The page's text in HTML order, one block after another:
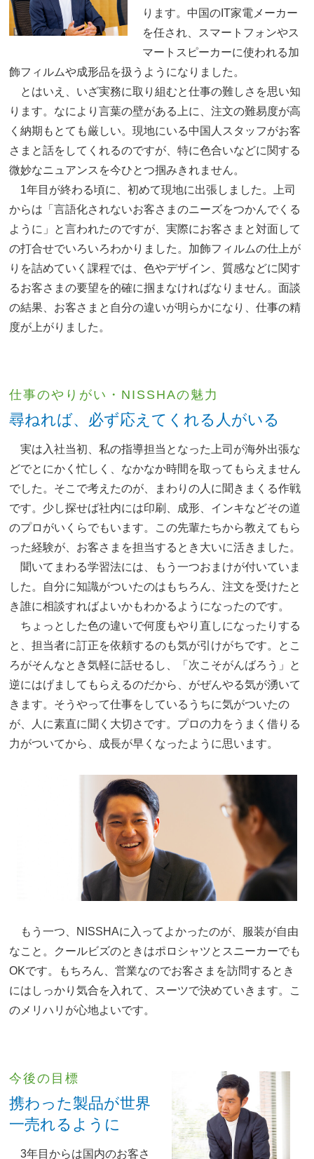
ります。中国のIT家電メーカー
を任され、スマートフォンやス
マートスピーカーに使われる加
飾フィルムや成形品を扱うようになりました。
とはいえ、いざ実務に取り組むと仕事の難しさを思い知
ります。なにより言葉の壁がある上に、注文の難易度が高
く納期もとても厳しい。現地にいる中国人スタッフがお客
さまと話をしてくれるのですが、特に色合いなどに関する
微妙なニュアンスを今ひとつ掴みきれません。
1年目が終わる頃に、初めて現地に出張しました。上司
からは「言語化されないお客さまのニーズをつかんでくる
ように」と言われたのですが、実際にお客さまと対面して
の打合せでいろいろわかりました。加飾フィルムの仕上が
りを詰めていく課程では、色やデザイン、質感などに関す
るお客さまの要望を的確に掴まなければなりません。面談
の結果、お客さまと自分の違いが明らかになり、仕事の精
度が上がりました。
仕事のやりがい・NISSHAの魅力
尋ねれば、必ず応えてくれる人がいる
実は入社当初、私の指導担当となった上司が海外出張な
どでとにかく忙しく、なかなか時間を取ってもらえません
でした。そこで考えたのが、まわりの人に聞きまくる作戦
です。少し探せば社内には印刷、成形、インキなどその道
のプロがいくらでもいます。この先輩たちから教えてもら
った経験が、お客さまを担当するとき大いに活きました。
聞いてまわる学習法には、もう一つおまけが付いていま
した。自分に知識がついたのはもちろん、注文を受けたと
き誰に相談すればよいかもわかるようになったのです。
ちょっとした色の違いで何度もやり直しになったりする
と、担当者に訂正を依頼するのも気が引けがちです。とこ
ろがそんなとき気軽に話せるし、「次こそがんばろう」と
逆にはげましてもらえるのだから、がぜんやる気が湧いて
きます。そうやって仕事をしているうちに気がついたの
が、人に素直に聞く大切さです。プロの力をうまく借りる
力がついてから、成長が早くなったように思います。
もう一つ、NISSHAに入ってよかったのが、服装が自由
なこと。クールビズのときはポロシャツとスニーカーでも
OKです。もちろん、営業なのでお客さまを訪問するとき
にはしっかり気合を入れて、スーツで決めていきます。こ
のメリハリが心地よいです。
今後の目標
携わった製品が世界
一売れるように
3年目からは国内のお客さ